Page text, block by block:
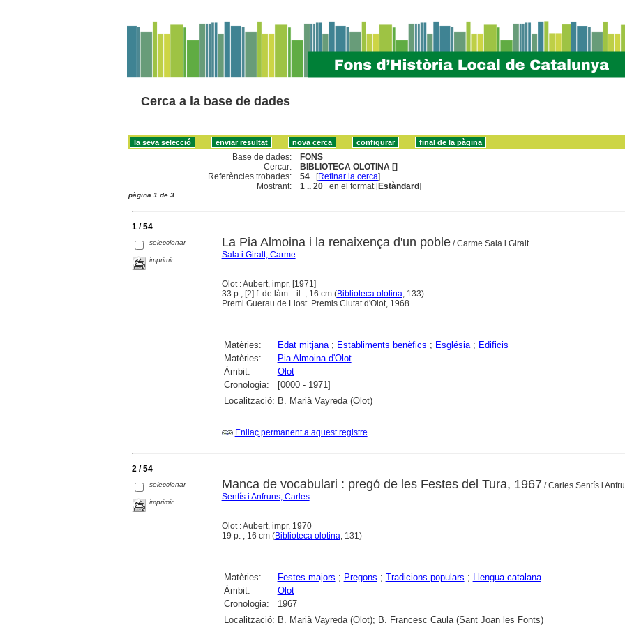
Cerca a la base de dades
Base de dades:
FONS
Cercar:
BIBLIOTECA OLOTINA []
Referències trobades:
54 [Refinar la cerca]
Mostrant:
1 .. 20 en el format [Estàndard]
pàgina 1 de 3
1 / 54
seleccionar
imprimir
La Pia Almoina i la renaixença d'un poble/ Carme Sala i Giralt
Sala i Giralt, Carme
Olot : Aubert, impr, [1971]
33 p., [2] f. de làm. : il. ; 16 cm (Biblioteca olotina, 133)
Premi Guerau de Liost. Premis Ciutat d'Olot, 1968.
Matèries: Edat mitjana; Establiments benèfics ; Església; Edificis
Matèries:
Pia Almoina d'Olot
Àmbit:
Olot
Cronologia:
[0000 - 1971]
Localització: B. Marià Vayreda (Olot)
Enllaç permanent a aquest registre
2 / 54
seleccionar
imprimir
Manca de vocabulari : pregó de les Festes del Tura, 1967 / Carles Sentís i
Sentís i Anfruns, Carles
Olot : Aubert, impr, 1970
19 p. ; 16 cm (Biblioteca olotina, 131)
Matèries: Festes majors ; Pregons ; Tradicions populars ; Llengua catalana
Àmbit:
Olot
Cronologia:
1967
Localització: B. Marià Vayreda (Olot); B. Francesc Caula (Sant Joan les Fonts)